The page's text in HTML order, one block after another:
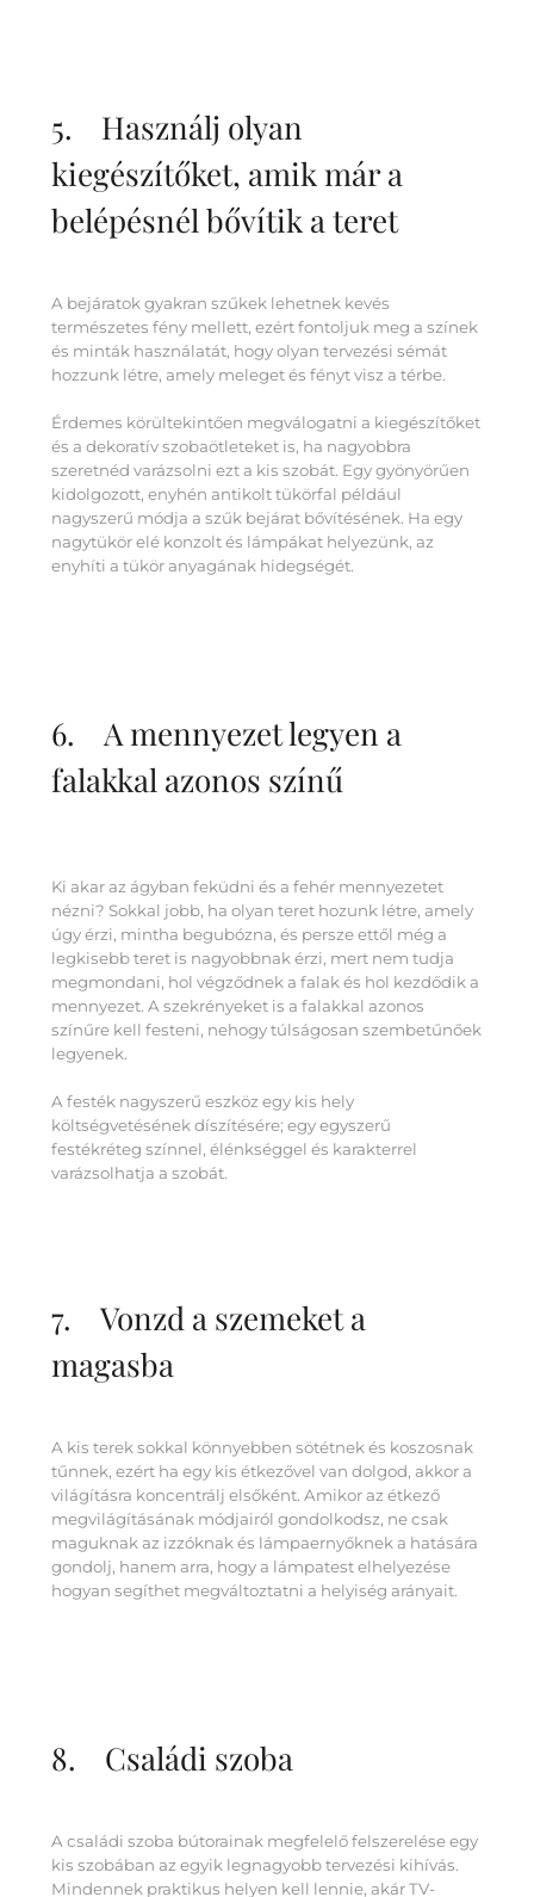
5. Használj olyan
kiegészítőket, amik már a
belépésnél bővítik a teret
A bejáratok gyakran szűkek lehetnek kevés
természetes fény mellett, ezért fontoljuk meg a színek
és minták használatát, hogy olyan tervezési sémát
hozzunk létre, amely meleget és fényt visz a térbe.
Érdemes körültekintően megválogatni a kiegészítőket
és a dekoratív szobaötleteket is, ha nagyobbra
szeretnéd varázsolni ezt a kis szobát. Egy gyönyörűen
kidolgozott, enyhén antikolt tükörfal például
nagyszerű módja a szűk bejárat bővítésének. Ha egy
nagytükör elé konzolt és lámpákat helyezünk, az
enyhíti a tükör anyagának hidegségét.
6. A mennyezet legyen a
falakkal azonos színű
Ki akar az ágyban feküdni és a fehér mennyezetet
nézni? Sokkal jobb, ha olyan teret hozunk létre, amely
úgy érzi, mintha begubózna, és persze ettől még a
legkisebb teret is nagyobbnak érzi, mert nem tudja
megmondani, hol végződnek a falak és hol kezdődik a
mennyezet. A szekrényeket is a falakkal azonos
színűre kell festeni, nehogy túlságosan szembetűnőek
legyenek.
A festék nagyszerű eszköz egy kis hely
költségvetésének díszítésére; egy egyszerű
festékréteg színnel, élénkséggel és karakterrel
varázsolhatja a szobát.
7. Vonzd a szemeket a
magasba
A kis terek sokkal könnyebben sötétnek és koszosnak
tűnnek, ezért ha egy kis étkezővel van dolgod, akkor a
világításra koncentrálj elsőként. Amikor az étkező
megvilágításának módjairól gondolkodsz, ne csak
maguknak az izzóknak és lámpaernyőknek a hatására
gondolj, hanem arra, hogy a lámpatest elhelyezése
hogyan segíthet megváltoztatni a helyiség arányait.
8. Családi szoba
A családi szoba bútorainak megfelelő felszerelése egy
kis szobában az egyik legnagyobb tervezési kihívás.
Mindennek praktikus helyen kell lennie, akár TV-